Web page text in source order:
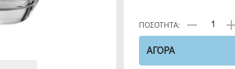
ΠΟΣΟΤΗΤΑ:
ΑΓΟΡΑ